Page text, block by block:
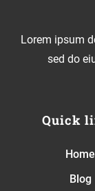
Lorem ipsum
sed do
Quick
Home
Blog